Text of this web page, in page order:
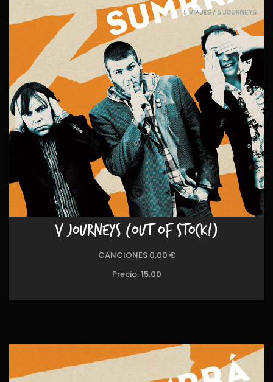
V JOURNEYS (OUT OF STOCK!)
CANCIONES 0.00 €
Precio:15.00